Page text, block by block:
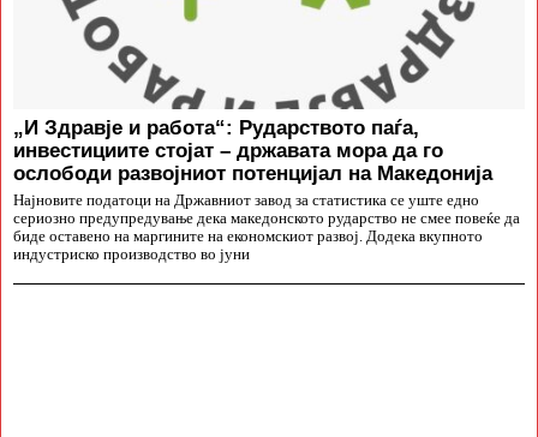
„И Здравје и работа“: Рударството паѓа,
инвестициите стојат – државата мора да го
ослободи развојниот потенцијал на Македонија
Најновите податоци на Државниот завод за статистика се уште едно
сериозно предупредување дека македонското рударство не смее повеќе да
биде оставено на маргините на економскиот развој. Додека вкупното
индустриско производство во јуни